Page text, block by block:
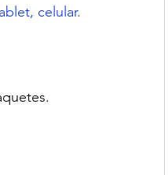
celular.